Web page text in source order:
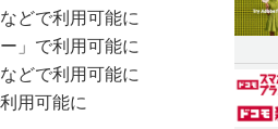
どで利用可能に
」で利用可能に
どで利用可能に
用可能に